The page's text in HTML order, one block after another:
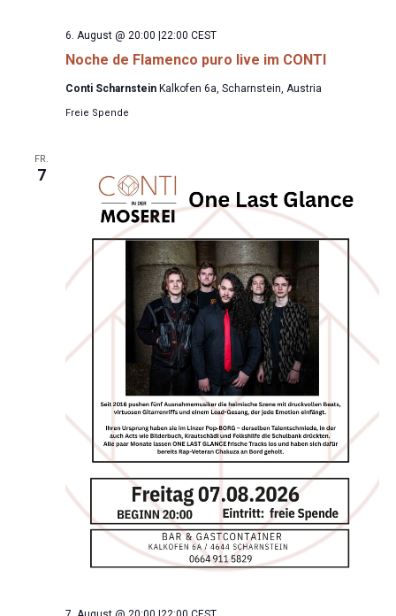
Noche de Flamenco puro live im CONTI
6. August @ 20:00 22:00 CEST
Conti Scharnstein Kalkofen 6a, Scharnstein, Austria
Freie Spende
FR.
7